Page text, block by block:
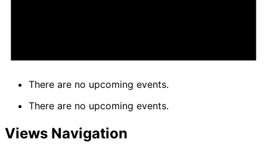
There are no upcoming events.
There are no upcoming events.
Views Navigation